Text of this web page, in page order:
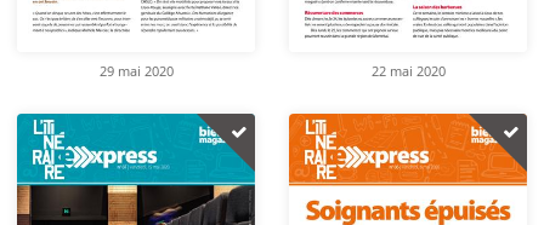
29 mai 2020 22 mai 2020